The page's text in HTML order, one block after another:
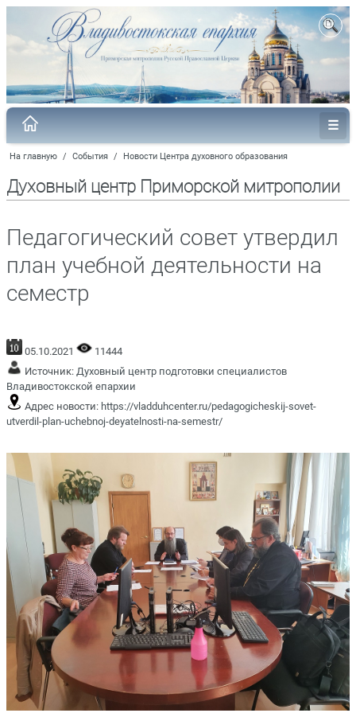
На главную / События / Новости Центра духовного образования
Духовный центр Приморской митрополии
Педагогический совет утвердил
план учебной деятельности на
семестр
05.10.2021
11444
Источник: Духовный центр подготовки специалистов
Владивостокской епархии
Адрес новости: https://vladduhcenter.ru/pedagogicheskij-sovet-
utverdil-plan-uchebnoj-deyatelnosti-na-semestr/